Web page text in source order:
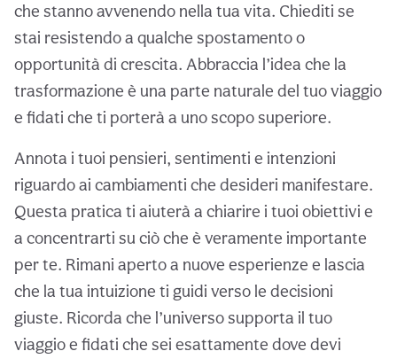
che stanno avvenendo nella tua vita. Chiediti se
stai resistendo a qualche spostamento o
opportunità di crescita. Abbraccia l’idea che la
trasformazione è una parte naturale del tuo viaggio
e fidati che ti porterà a uno scopo superiore.
Annota i tuoi pensieri, sentimenti e intenzioni
riguardo ai cambiamenti che desideri manifestare.
Questa pratica ti aiuterà a chiarire i tuoi obiettivi e
a concentrarti su ciò che è veramente importante
per te. Rimani aperto a nuove esperienze e lascia
che la tua intuizione ti guidi verso le decisioni
giuste. Ricorda che l’universo supporta il tuo
viaggio e fidati che sei esattamente dove devi